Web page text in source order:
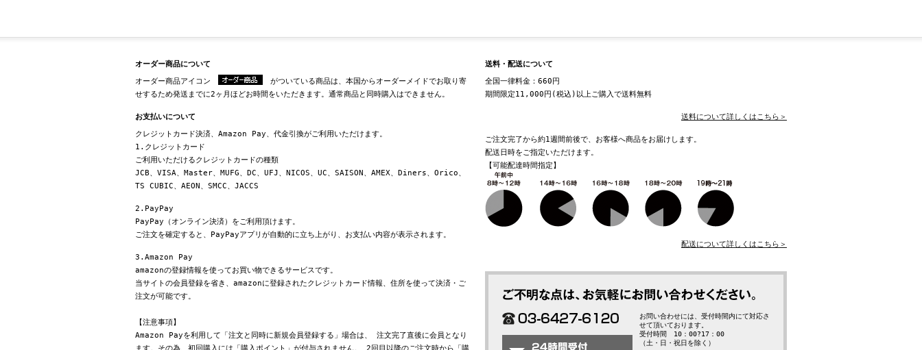
オーダー商品について
オーダー商品アイコン
がついている商品は、本国からオーダーメイドでお取り寄
せするため発送までに2ヶ月ほどお時間をいただきます。通常商品と同時購入はできません。
お支払いについて
クレジットカード決済、Amazon Pay、代金引換がご利用いただけます。
1.クレジットカード
ご利用いただけるクレジットカードの種類
JCB、VISA、Master、MUFG、DC、UFJ、NICOS、UC、SAISON、AMEX、Diners、Orico、
TS CUBIC、AEON、SMCC、JACCS
2.PayPay
PayPay（オンライン決済）をご利用頂けます。
ご注文を確定すると、PayPayアプリが自動的に立ち上がり、お支払い内容が表示されます。
3.Amazon Pay
amazonの登録情報を使ってお買い物できるサービスです。
当サイトの会員登録を省き、amazonに登録されたクレジットカード情報、住所を使って決済・ご
注文が可能です。
【注意事項】
Amazon Payを利用して「注文と同時に新規会員登録する」場合は、 注文完了直後に会員となり
送料・配送について
全国一律料金：660円
期間限定11,000円(税込)以上ご購入で送料無料
送料について詳しくはこちら＞
ご注文完了から約1週間前後で、お客様へ商品をお届けします。
配送日時をご指定いただけます。
【可能配達時間指定】
配送について詳しくはこちら＞
お問い合わせには、受付時間内にて対応さ
せて頂いております。
受付時間 10：00?17：00
（土・日・祝日を除く）